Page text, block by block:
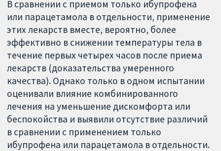
В сравнении с приемом только ибупрофена
или парацетамола в отдельности, применение
этих лекарств вместе, вероятно, более
эффективно в снижении температуры тела в
течение первых четырех часов после приема
лекарств (доказательства умеренного
качества). Однако только в одном испытании
оценивали влияние комбинированного
лечения на уменьшение дискомфорта или
беспокойства и выявили отсутствие различий
в сравнении с применением только
ибупрофена или парацетамола в отдельности.